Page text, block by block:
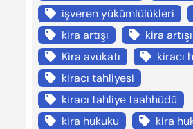
işveren yükümlülükleri
kira artışı
kira
Kira avukatı
kiracı
kiracı tahliyesi
kiracı tahliye taahhüdü
kira hukuku
kira